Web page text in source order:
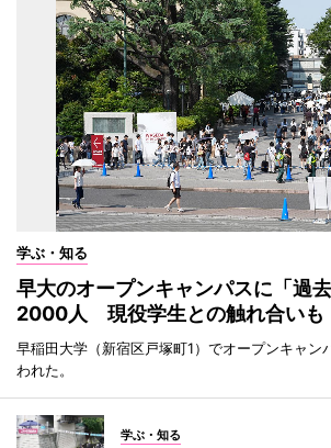
学ぶ・知る
早大のオープンキャンパスに「過
2000人 現役学生との触れ合いも
早稲田大学（新宿区戸塚町1）でオープンキャン
われた。
学ぶ・知る